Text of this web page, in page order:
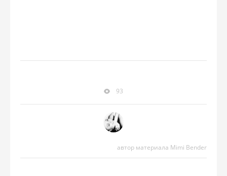
93
автор материала Mimi Bender